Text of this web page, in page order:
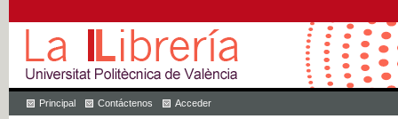
Principal Contáctenos Acceder